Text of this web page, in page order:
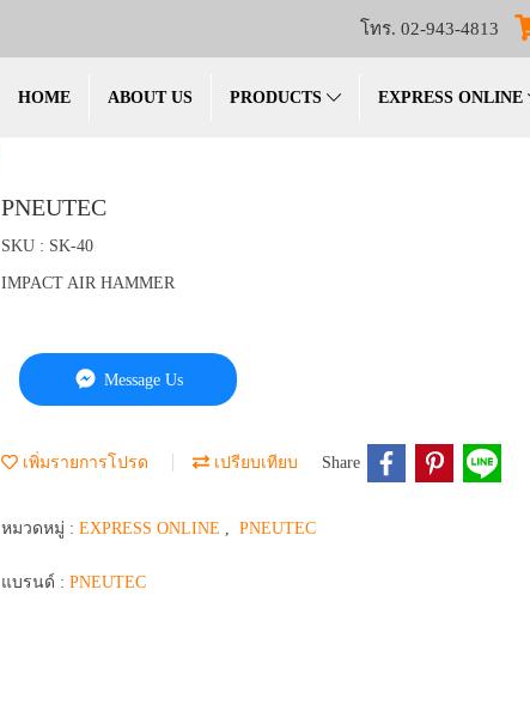
โทร. 02-943-4813
HOME ABOUT US PRODUCTS EXPRESS ONLINE
PNEUTEC
SKU : SK-40
IMPACT AIR HAMMER
Message Us
เพิ่มรายการโปรด เปรียบเทียบ Share
หมวดหมู่ : EXPRESS ONLINE PNEUTEC
แบรนด์ : PNEUTEC